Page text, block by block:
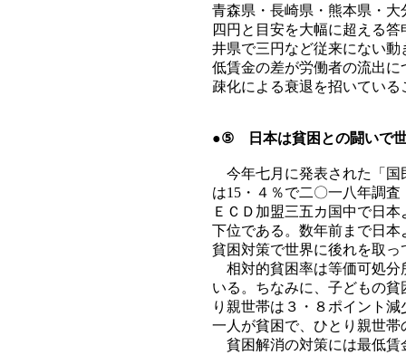
青森県・長崎県・熊本県・
四円と目安を大幅に超える
井県で三円など従来にない
低賃金の差が労働者の流出
疎化による衰退を招いてい
●⑤ 日本は貧困との闘いで
今年七月に発表された「国
は15・４％で二〇一八年調
ＥＣＤ加盟三五カ国中で日
下位である。数年前まで日
貧困対策で世界に後れを取
相対的貧困率は等価可処分
いる。ちなみに、子どもの
り親世帯は３・８ポイント
一人が貧困で、ひとり親世
貧困解消の対策には最低賃